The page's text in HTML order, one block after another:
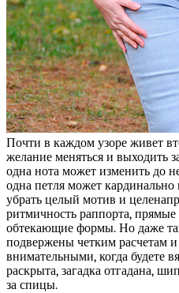
Почти в каждом узоре живет
желание меняться и выходить
одна нота может изменить до
одна петля может кардинально
убрать целый мотив и
ритмичность раппорта,
обтекающие формы. Но даже
подвержены четким расчетам
внимательными, когда будете
раскрыта, загадка отгадана,
за спицы.